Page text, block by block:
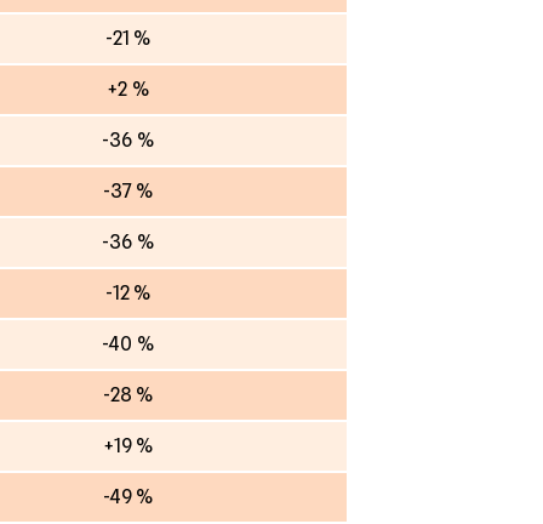
-21 %
+2 %
-36 %
-37 %
-36 %
-12 %
-40 %
-28 %
+19 %
-49 %